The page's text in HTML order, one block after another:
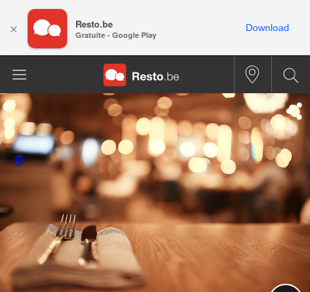
× Resto.be
Gratuite - Google Play
Download